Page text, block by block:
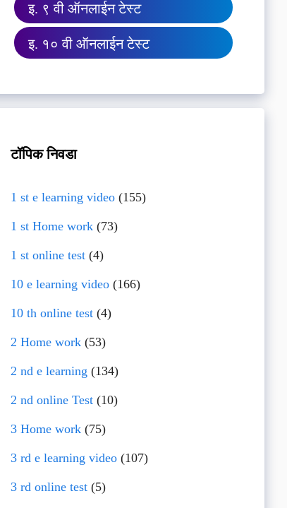
इ. ९ वी ऑनलाईन टेस्ट
इ. १० वी ऑनलाईन टेस्ट
टॉपिक निवडा
1 st e learning video(155)
1 st Home work(73)
1 st online test(4)
10 e learning video(166)
10 th online test(4)
2 Home work(53)
2 nd e learning (134)
2 nd online Test(10)
3 Home work(75)
3 rd e learning video(107)
3 rd online test(5)